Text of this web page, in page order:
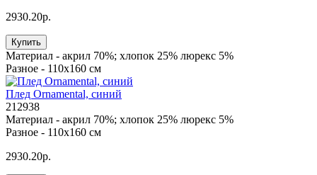
2930.20р.
Купить
Материал - акрил 70%; хлопок 25% люрекс 5%
Разное - 110х160 см
Плед Ornamental, синий
212938
Материал - акрил 70%; хлопок 25% люрекс 5%
Разное - 110х160 см
2930.20р.